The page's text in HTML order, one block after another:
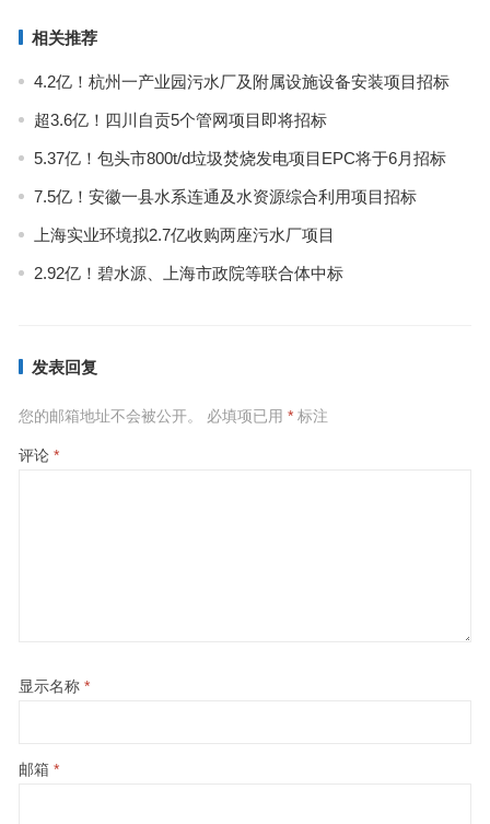
相关推荐
4.2亿！杭州一产业园污水厂及附属设施设备安装项目招标
超3.6亿！四川自贡5个管网项目即将招标
5.37亿！包头市800t/d垃圾焚烧发电项目EPC将于6月招标
7.5亿！安徽一县水系连通及水资源综合利用项目招标
上海实业环境拟2.7亿收购两座污水厂项目
2.92亿！碧水源、上海市政院等联合体中标
发表回复
您的邮箱地址不会被公开。 必填项已用 *标注
评论 *
显示名称 *
邮箱 *